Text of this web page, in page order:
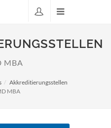
MBA
Akkreditierungsstellen
MBA